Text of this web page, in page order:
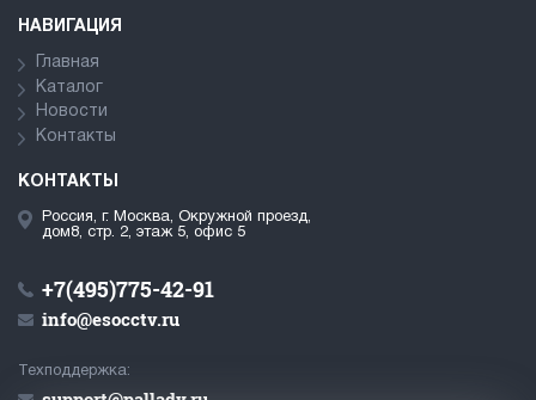
НАВИГАЦИЯ
Главная
Каталог
Новости
Контакты
КОНТАКТЫ
Россия, г. Москва, Окружной проезд,
дом8, стр. 2, этаж 5, офис 5
+7(495)775-42-91
info@esocctv.ru
Техподдержка: